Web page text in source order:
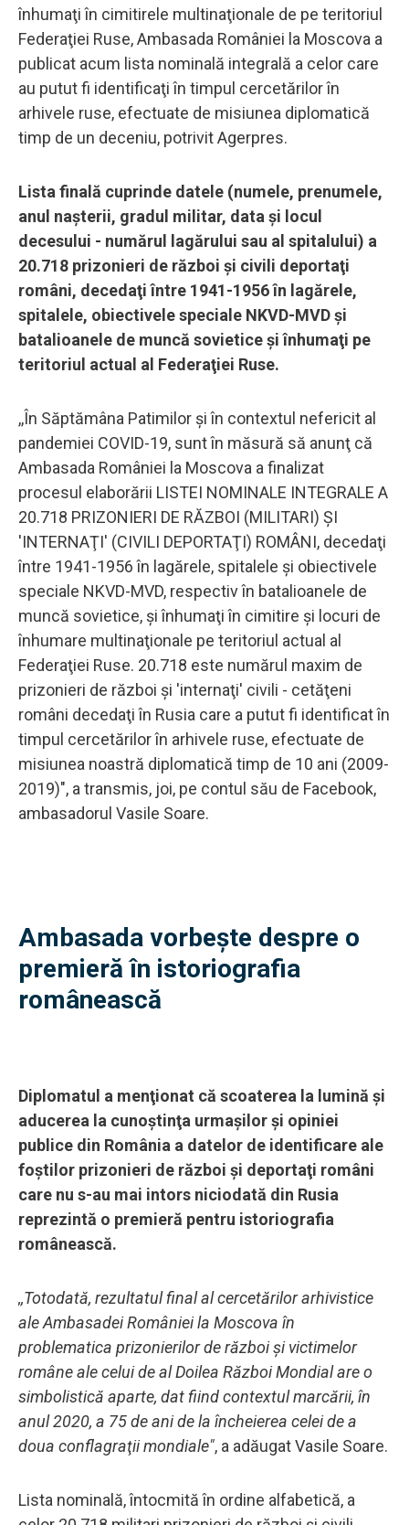
înhumaţi în cimitirele multinaţionale de pe teritoriul
Federaţiei Ruse, Ambasada României la Moscova a
publicat acum lista nominală integrală a celor care
au putut fi identificaţi în timpul cercetărilor în
arhivele ruse, efectuate de misiunea diplomatică
timp de un deceniu, potrivit Agerpres.
Lista finală cuprinde datele (numele, prenumele,
anul naşterii, gradul militar, data şi locul
decesului - numărul lagărului sau al spitalului) a
20.718 prizonieri de război şi civili deportaţi
români, decedaţi între 1941-1956 în lagărele,
spitalele, obiectivele speciale NKVD-MVD şi
batalioanele de muncă sovietice şi înhumaţi pe
teritoriul actual al Federaţiei Ruse.
,,În Săptămâna Patimilor şi în contextul nefericit al
pandemiei COVID-19, sunt în măsură să anunţ că
Ambasada României la Moscova a finalizat
procesul elaborării LISTEI NOMINALE INTEGRALE A
20.718 PRIZONIERI DE RĂZBOI (MILITARI) ŞI
'INTERNAŢI' (CIVILI DEPORTAŢI) ROMÂNI, decedaţi
între 1941-1956 în lagărele, spitalele şi obiectivele
speciale NKVD-MVD, respectiv în batalioanele de
muncă sovietice, şi înhumaţi în cimitire şi locuri de
înhumare multinaţionale pe teritoriul actual al
Federaţiei Ruse. 20.718 este numărul maxim de
prizonieri de război şi 'internaţi' civili - cetăţeni
români decedaţi în Rusia care a putut fi identificat în
timpul cercetărilor în arhivele ruse, efectuate de
misiunea noastră diplomatică timp de 10 ani (2009-
2019)", a transmis, joi, pe contul său de Facebook,
ambasadorul Vasile Soare.
Ambasada vorbește despre o
premieră în istoriografia
românească
Diplomatul a menţionat că scoaterea la lumină şi
aducerea la cunoştinţa urmaşilor şi opiniei
publice din România a datelor de identificare ale
foştilor prizonieri de război şi deportaţi români
care nu s-au mai intors niciodată din Rusia
reprezintă o premieră pentru istoriografia
românească.
,,Totodată, rezultatul final al cercetărilor arhivistice
ale Ambasadei României la Moscova în
problematica prizonierilor de război şi victimelor
române ale celui de al Doilea Război Mondial are o
simbolistică aparte, dat fiind contextul marcării, în
anul 2020, a 75 de ani de la încheierea celei de a
doua conflagraţii mondiale", a adăugat Vasile Soare.
Lista nominală, întocmită în ordine alfabetică, a